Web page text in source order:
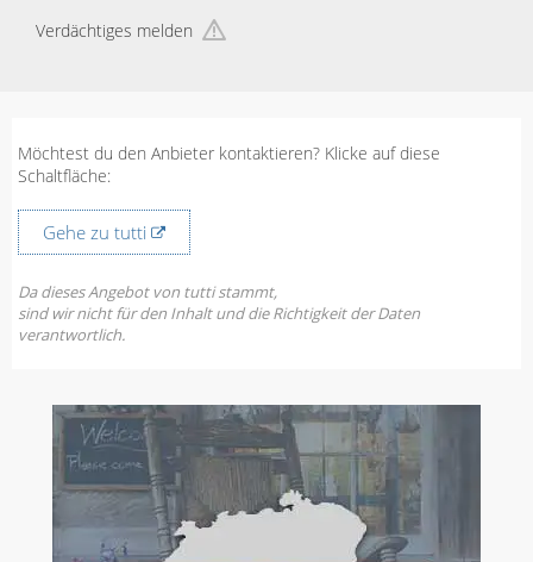
Verdächtiges melden
Möchtest du den Anbieter kontaktieren? Klicke auf diese
Schaltfläche:
Gehe zu tutti
Da dieses Angebot von tutti stammt,
sind wir nicht für den Inhalt und die Richtigkeit der Daten
verantwortlich.